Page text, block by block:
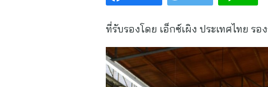
ที่รับรองโดย เอ็กซ์เผิง ประเทศไทย ร